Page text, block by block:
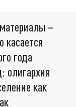
–
касается
года
олигархия
как